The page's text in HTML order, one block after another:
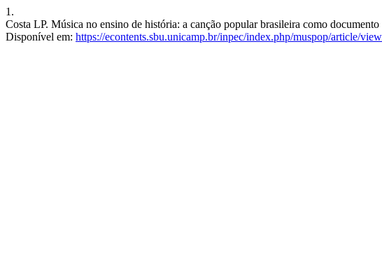
1.
Costa LP. Música no ensino de história: a canção popular brasileira como
Disponível em: https://econtents.sbu.unicamp.br/inpec/index.php/muspop/article/